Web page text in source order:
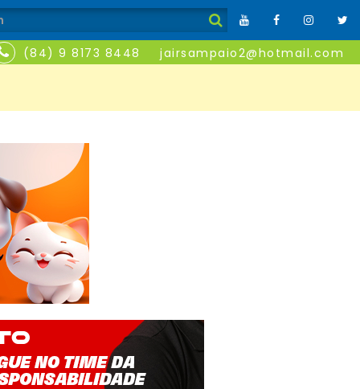
(84) 9 8173 8448 jairsampaio2@hotmail.com